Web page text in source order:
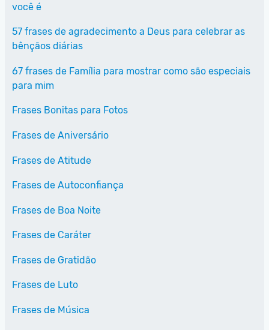
você é
57 frases de agradecimento a Deus para celebrar as
bênçãos diárias
67 frases de Família para mostrar como são especiais
para mim
Frases Bonitas para Fotos
Frases de Aniversário
Frases de Atitude
Frases de Autoconfiança
Frases de Boa Noite
Frases de Caráter
Frases de Gratidão
Frases de Luto
Frases de Música